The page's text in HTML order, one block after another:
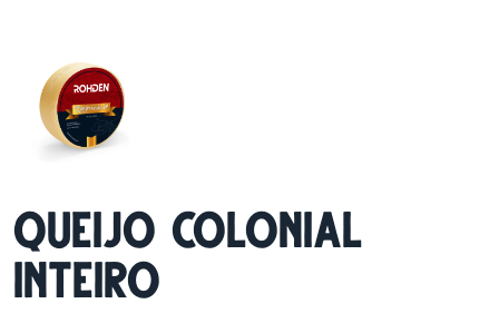
QUEIJO COLONIAL
INTEIRO